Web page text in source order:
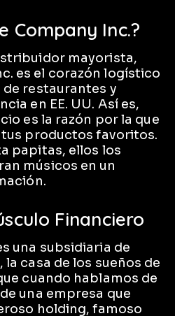
Company Inc.?
mayorista,
es el corazón logístico
de restaurantes y
en EE. UU. Así es,
es la razón por la que
tus productos favoritos.
papitas, ellos los
músicos en un
Financiero
una subsidiaria de
casa de los sueños de
cuando hablamos de
una empresa que
holding, famoso